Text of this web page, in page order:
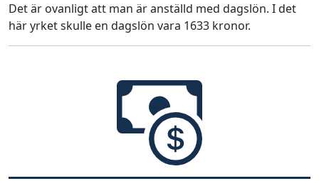
Det är ovanligt att man är anställd med dagslön. I det
här yrket skulle en dagslön vara 1633 kronor.